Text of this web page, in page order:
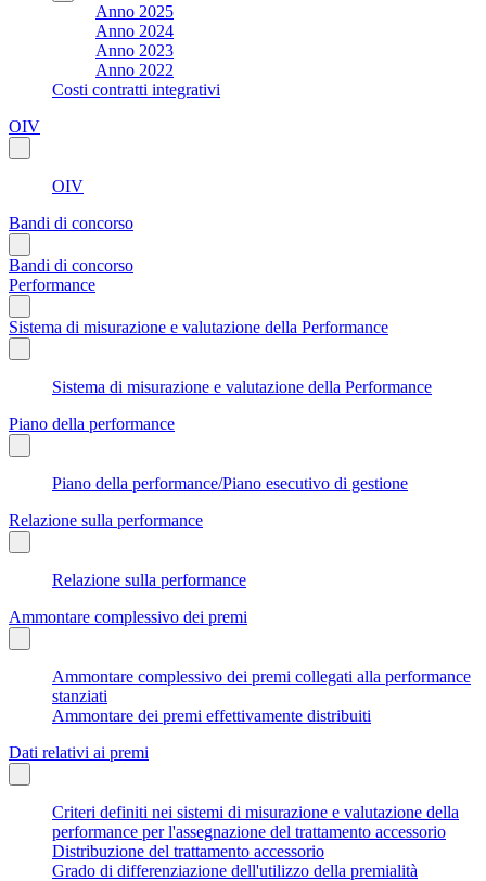
Anno 2025
Anno 2024
Anno 2023
Anno 2022
Costi contratti integrativi
OIV
OIV
Bandi di concorso
Bandi di concorso
Performance
Sistema di misurazione e valutazione della Performance
Sistema di misurazione e valutazione della Performance
Piano della performance
Piano della performance/Piano esecutivo di gestione
Relazione sulla performance
Relazione sulla performance
Ammontare complessivo dei premi
Ammontare complessivo dei premi collegati alla performance
stanziati
Ammontare dei premi effettivamente distribuiti
Dati relativi ai premi
Criteri definiti nei sistemi di misurazione e valutazione della
performance per l'assegnazione del trattamento accessorio
Distribuzione del trattamento accessorio
Grado di differenziazione dell'utilizzo della premialità